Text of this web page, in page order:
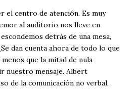
el centro de atención. Es muy
al auditorio nos lleve en
detrás de una mesa,
dan cuenta ahora de todo lo que
que la mitad de nula
nuestro mensaje. Albert
de la comunicación no verbal,